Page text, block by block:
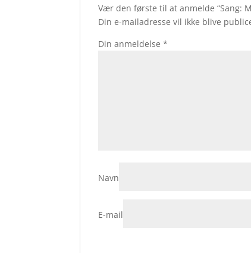
Vær den første til at anmelde “Sang:
Din e-mailadresse vil ikke blive
Din anmeldelse*
Navn
E-mail